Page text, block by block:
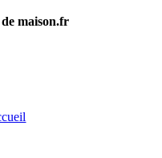
maison.fr